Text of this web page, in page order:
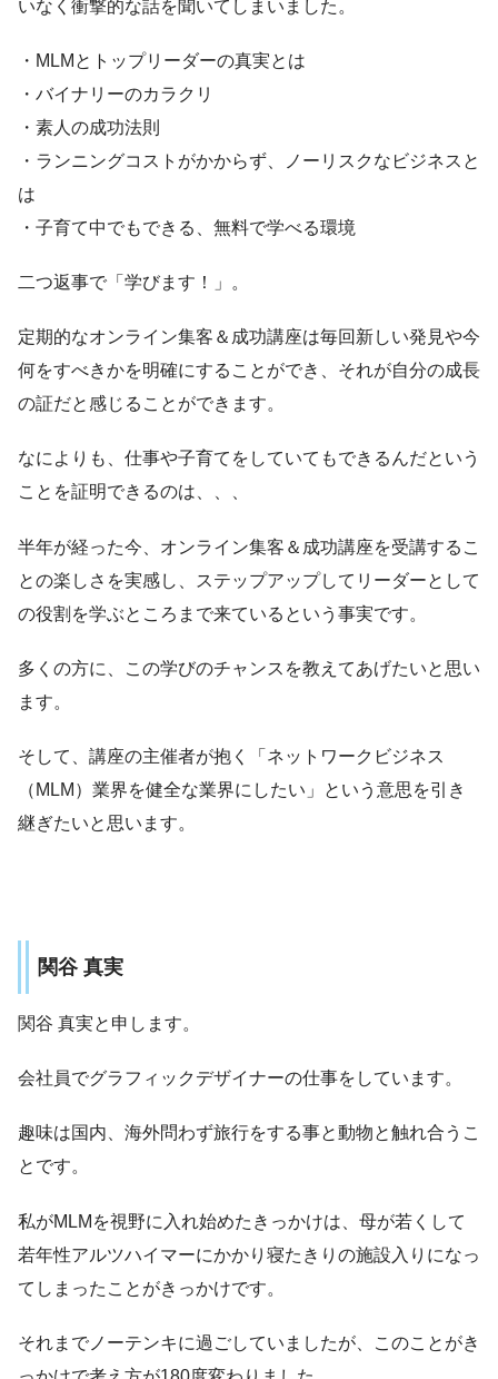
いなく衝撃的な話を聞いてしまいました。
・MLMとトップリーダーの真実とは
・バイナリーのカラクリ
・素人の成功法則
・ランニングコストがかからず、ノーリスクなビジネスと
は
・子育て中でもできる、無料で学べる環境
二つ返事で「学びます！」。
定期的なオンライン集客＆成功講座は毎回新しい発見や今
何をすべきかを明確にすることができ、それが自分の成長
の証だと感じることができます。
なによりも、仕事や子育てをしていてもできるんだという
ことを証明できるのは、、、
半年が経った今、オンライン集客＆成功講座を受講するこ
との楽しさを実感し、ステップアップしてリーダーとして
の役割を学ぶところまで来ているという事実です。
多くの方に、この学びのチャンスを教えてあげたいと思い
ます。
そして、講座の主催者が抱く「ネットワークビジネス
（MLM）業界を健全な業界にしたい」という意思を引き
継ぎたいと思います。
関谷 真実
関谷 真実と申します。
会社員でグラフィックデザイナーの仕事をしています。
趣味は国内、海外問わず旅行をする事と動物と触れ合うこ
とです。
私がMLMを視野に入れ始めたきっかけは、母が若くして
若年性アルツハイマーにかかり寝たきりの施設入りになっ
てしまったことがきっかけです。
それまでノーテンキに過ごしていましたが、このことがき